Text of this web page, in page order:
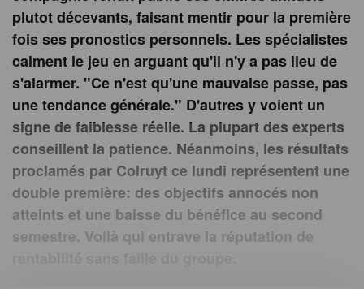
plutot décevants, faisant mentir pour la première
fois ses pronostics personnels. Les spécialistes
calment le jeu en arguant qu'il n'y a pas lieu de
s'alarmer. "Ce n'est qu'une mauvaise passe, pas
une tendance générale." D'autres y voient un
signe de faiblesse réelle. La plupart des experts
conseillent la patience. Néanmoins, les résultats
proclamés par Colruyt ce lundi représentent une
double première: des objectifs annocés non
atteints et une baisse du bénéfice au second
semestre. Voilà qui entrave la réputation de